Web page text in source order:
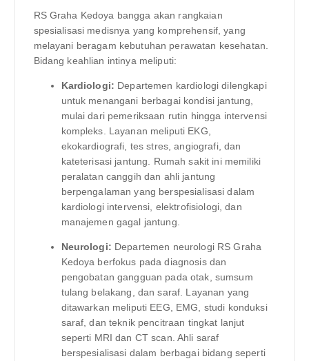
RS Graha Kedoya bangga akan rangkaian
spesialisasi medisnya yang komprehensif, yang
melayani beragam kebutuhan perawatan kesehatan.
Bidang keahlian intinya meliputi:
Kardiologi: Departemen kardiologi dilengkapi
untuk menangani berbagai kondisi jantung,
mulai dari pemeriksaan rutin hingga intervensi
kompleks. Layanan meliputi EKG,
ekokardiografi, tes stres, angiografi, dan
kateterisasi jantung. Rumah sakit ini memiliki
peralatan canggih dan ahli jantung
berpengalaman yang berspesialisasi dalam
kardiologi intervensi, elektrofisiologi, dan
manajemen gagal jantung.
Neurologi: Departemen neurologi RS Graha
Kedoya berfokus pada diagnosis dan
pengobatan gangguan pada otak, sumsum
tulang belakang, dan saraf. Layanan yang
ditawarkan meliputi EEG, EMG, studi konduksi
saraf, dan teknik pencitraan tingkat lanjut
seperti MRI dan CT scan. Ahli saraf
berspesialisasi dalam berbagai bidang seperti